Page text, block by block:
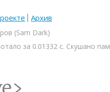
Архив
(Sam Dark)
за 0.01332 с. Скушано